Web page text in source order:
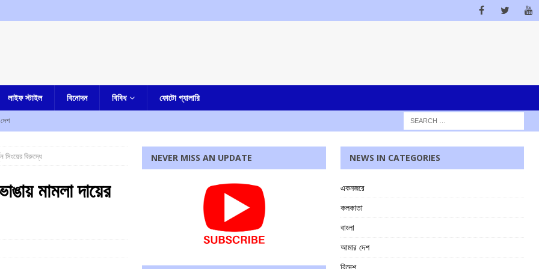
লাইফ স্টাইল বিনোদন বিবিধ ফোটো গ্যালারি
অবস্থান বিক্ষোভ
বিরুদ্ধে শ্লীলতাহানির অভিযোগ প্রত্যাহার করলেন টলিপাড়ার মেকআপ আর্টিস্ট, ফেসবুক পোস্টে দিলেন সাফাই
সিংয়ের বিরুদ্ধে
মামলা দায়ের
NEVER MISS AN UPDATE NEWS IN CATEGORIES
একনজরে
কলকাতা
বাংলা
আমার দেশ